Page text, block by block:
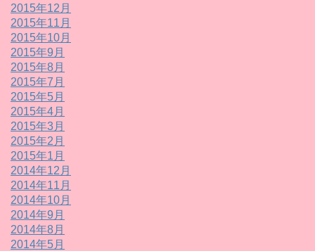
2015年12月
2015年11月
2015年10月
2015年9月
2015年8月
2015年7月
2015年5月
2015年4月
2015年3月
2015年2月
2015年1月
2014年12月
2014年11月
2014年10月
2014年9月
2014年8月
2014年5月